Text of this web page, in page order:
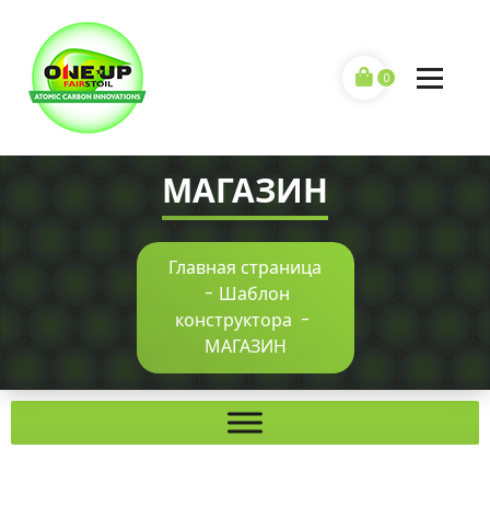
0
МАГАЗИН
Главная страница
- Шаблон
конструктора -
МАГАЗИН